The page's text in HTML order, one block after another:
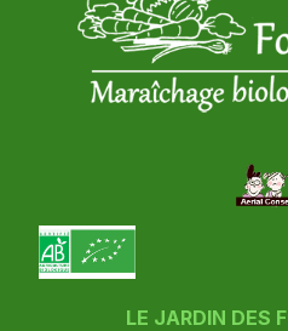
LE JARDIN DES